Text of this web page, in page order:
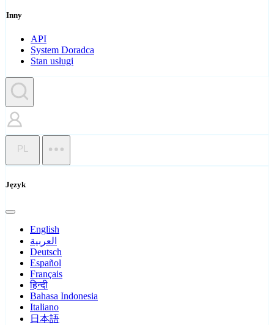
Inny
API
System Doradca
Stan usługi
PL
Język
English
العربية
Deutsch
Español
Français
हिन्दी
Bahasa Indonesia
Italiano
日本語